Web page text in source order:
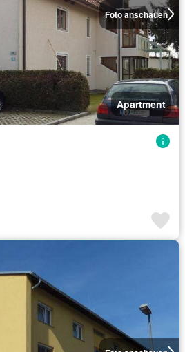
Foto anschauen
Apartment